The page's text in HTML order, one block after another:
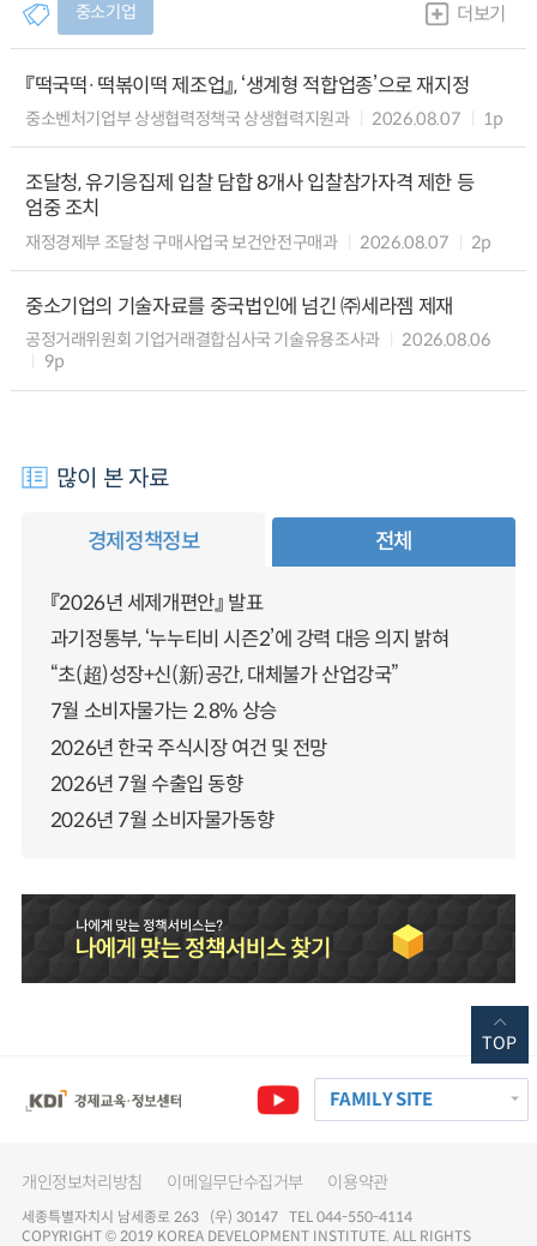
중소기업 더보기
『떡국떡·떡볶이떡 제조업』, ‘생계형 적합업종’으로 재지정
중소벤처기업부 상생협력정책국 상생협력지원과 2026.08.07 1p
조달청, 유기응집제 입찰 담합 8개사 입찰참가자격 제한 등
엄중 조치
재정경제부 조달청 구매사업국 보건안전구매과 2026.08.07 2p
중소기업의 기술자료를 중국법인에 넘긴 ㈜세라젬 제재
공정거래위원회 기업거래결합심사국 기술유용조사과
2026.08.06
9p
많이 본 자료
경제정책정보 전체
『2026년 세제개편안』 발표
과기정통부, ‘누누티비 시즌2’에 강력 대응 의지 밝혀
“초(超)성장+신(新)공간, 대체불가 산업강국”
7월 소비자물가는 2.8% 상승
2026년 한국 주식시장 여건 및 전망
2026년 7월 수출입 동향
2026년 7월 소비자물가동향
FAMILY SITE
개인정보처리방침 이메일무단수집거부 이용약관
세종특별자치시 남세종로 263 (우) 30147 TEL 044-550-4114
COPYRIGHT © 2019 KOREA DEVELOPMENT INSTITUTE. ALL RIGHTS
TOP